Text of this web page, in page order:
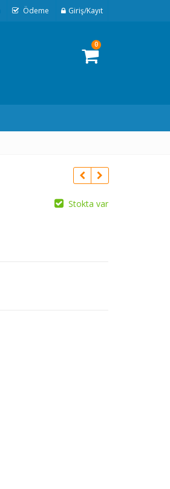
Ödeme Giriş/Kayıt
0
Stokta var